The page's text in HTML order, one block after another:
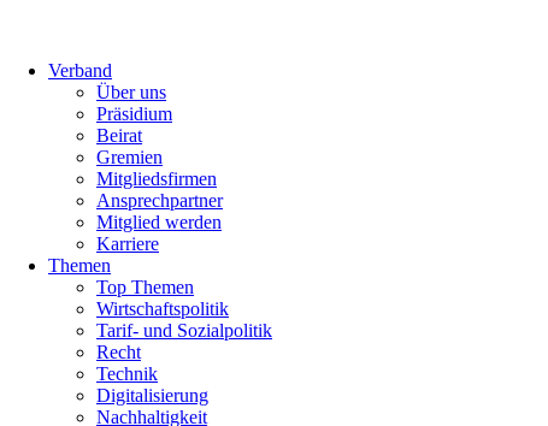
Verband
Über uns
Präsidium
Beirat
Gremien
Mitgliedsfirmen
Ansprechpartner
Mitglied werden
Karriere
Themen
Top Themen
Wirtschaftspolitik
Tarif- und Sozialpolitik
Recht
Technik
Digitalisierung
Nachhaltigkeit